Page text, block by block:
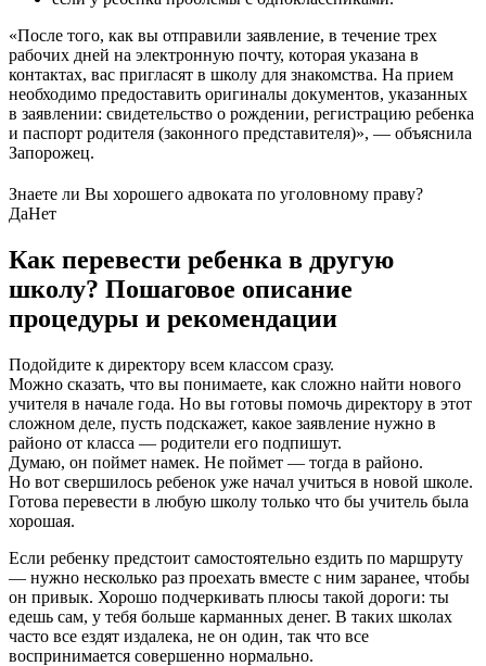
«После того, как вы отправили заявление, в течение трех
рабочих дней на электронную почту, которая указана в
контактах, вас пригласят в школу для знакомства. На прием
необходимо предоставить оригиналы документов, указанных
в заявлении: свидетельство о рождении, регистрацию ребенка
и паспорт родителя (законного представителя)», — объяснила
Запорожец.
Знаете ли Вы хорошего адвоката по уголовному праву?
ДаНет
Как перевести ребенка в другую
школу? Пошаговое описание
процедуры и рекомендации
Подойдите к директору всем классом сразу.
Можно сказать, что вы понимаете, как сложно найти нового
учителя в начале года. Но вы готовы помочь директору в этот
сложном деле, пусть подскажет, какое заявление нужно в
районо от класса — родители его подпишут.
Думаю, он поймет намек. Не поймет — тогда в районо.
Но вот свершилось ребенок уже начал учиться в новой школе.
Готова перевести в любую школу только что бы учитель была
хорошая.
Если ребенку предстоит самостоятельно ездить по маршруту
— нужно несколько раз проехать вместе с ним заранее, чтобы
он привык. Хорошо подчеркивать плюсы такой дороги: ты
едешь сам, у тебя больше карманных денег. В таких школах
часто все ездят издалека, не он один, так что все
воспринимается совершенно нормально.